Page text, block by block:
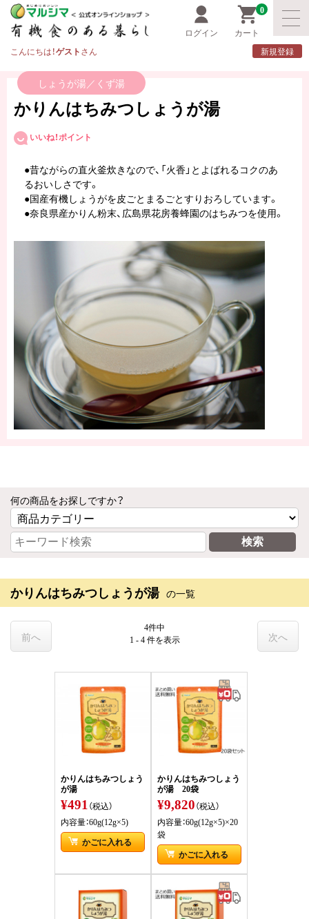
ログイン
0
カート
こんにちは！ゲストさん 新規登録
しょうが湯／くず湯
かりんはちみつしょうが湯
いいね！ポイント
●昔ながらの直火釜炊きなので、「火香」とよばれるコクのあ
るおいしさです。
●国産有機しょうがを皮ごとまるごとすりおろしています。
●奈良県産かりん粉末、広島県花房養蜂園のはちみつを使用。
何の商品をお探しですか？
かりんはちみつしょうが湯 の一覧
4件中
1 - 4 件を表示
前へ 次へ
かりんはちみつしょう
が湯
¥491（税込）
内容量：60g(12g×5)
かごに入れる
かりんはちみつしょう
が湯 20袋
¥9,820（税込）
内容量：60g(12g×5)×20
袋
かごに入れる